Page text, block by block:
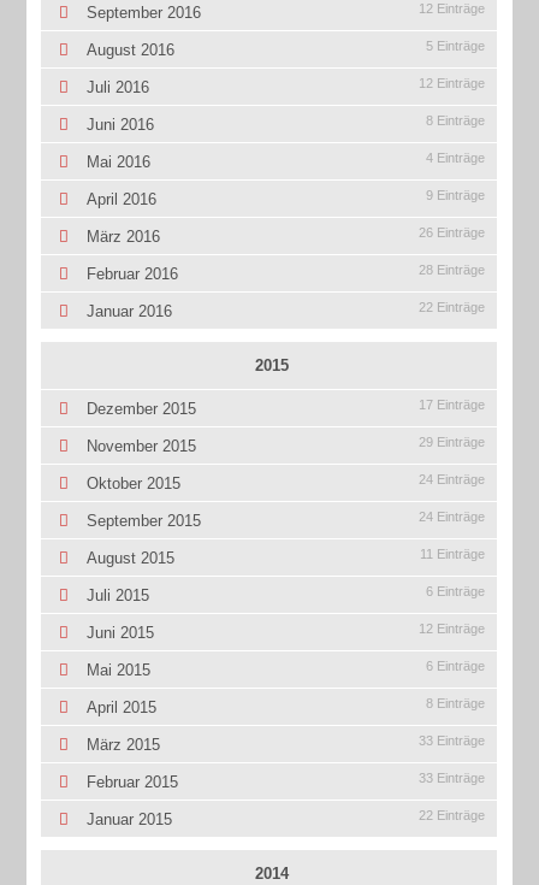
September 2016 12 Einträge
August 2016 5 Einträge
Juli 2016 12 Einträge
Juni 2016 8 Einträge
Mai 2016 4 Einträge
April 2016 9 Einträge
März 2016 26 Einträge
Februar 2016 28 Einträge
Januar 2016 22 Einträge
2015
Dezember 2015 17 Einträge
November 2015 29 Einträge
Oktober 2015 24 Einträge
September 2015 24 Einträge
August 2015 11 Einträge
Juli 2015 6 Einträge
Juni 2015 12 Einträge
Mai 2015 6 Einträge
April 2015 8 Einträge
März 2015 33 Einträge
Februar 2015 33 Einträge
Januar 2015 22 Einträge
2014